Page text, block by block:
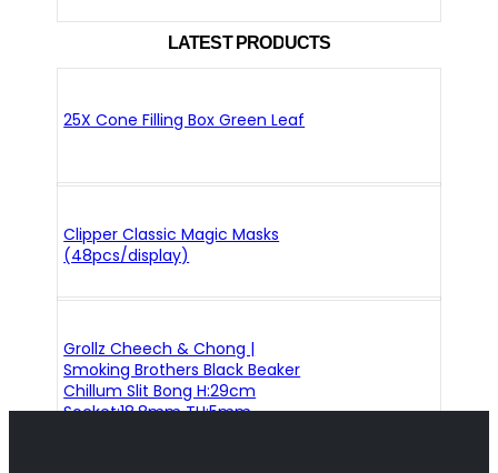
LATEST PRODUCTS
25X Cone Filling Box Green Leaf
Clipper Classic Magic Masks
(48pcs/display)
Grollz Cheech & Chong |
Smoking Brothers Black Beaker
Chillum Slit Bong H:29cm
Socket:18.8mm TH:5mm